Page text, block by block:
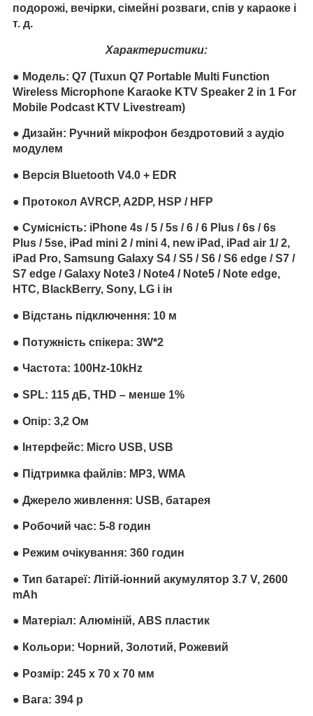
подорожі, вечірки, сімейні розваги, спів у караоке і
т. д.
Характеристики:
● Модель: Q7 (Tuxun Q7 Portable Multi Function
Wireless Microphone Karaoke KTV Speaker 2 in 1 For
Mobile Podcast KTV Livestream)
● Дизайн: Ручний мікрофон бездротовий з аудіо
модулем
● Версія Bluetooth V4.0 + EDR
● Протокол AVRCP, A2DP, HSP / HFP
● Сумісність: iPhone 4s / 5 / 5s / 6 / 6 Plus / 6s / 6s
Plus / 5se, iPad mini 2 / mini 4, new iPad, iPad air 1/ 2,
iPad Pro, Samsung Galaxy S4 / S5 / S6 / S6 edge / S7 /
S7 edge / Galaxy Note3 / Note4 / Note5 / Note edge,
HTC, BlackBerry, Sony, LG і ін
● Відстань підключення: 10 м
● Потужність спікера: 3W*2
● Частота: 100Hz-10kHz
● SPL: 115 дБ, THD – менше 1%
● Опір: 3,2 Ом
● Інтерфейс: Micro USB, USB
● Підтримка файлів: MP3, WMA
● Джерело живлення: USB, батарея
● Робочий час: 5-8 годин
● Режим очікування: 360 годин
● Тип батареї: Літій-іонний акумулятор 3.7 V, 2600
mAh
● Матеріал: Алюміній, ABS пластик
● Кольори: Чорний, Золотий, Рожевий
● Розмір: 245 х 70 х 70 мм
● Вага: 394 р